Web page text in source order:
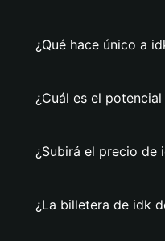
¿Qué hace único a
¿Cuál es el
¿Subirá el precio de
¿La billetera de idk